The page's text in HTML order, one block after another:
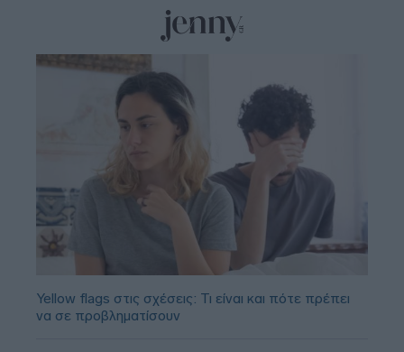
Yellow flags στις σχέσεις: Τι είναι και πότε πρέπει
να σε προβληματίσουν